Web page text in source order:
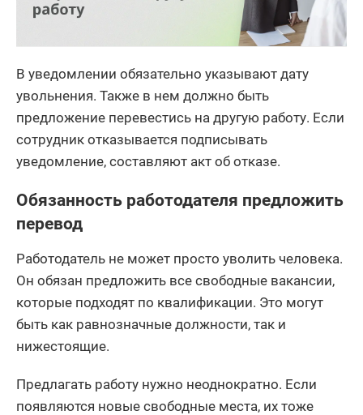
В уведомлении обязательно указывают дату
увольнения. Также в нем должно быть
предложение перевестись на другую работу. Если
сотрудник отказывается подписывать
уведомление, составляют акт об отказе.
Обязанность работодателя предложить
перевод
Работодатель не может просто уволить человека.
Он обязан предложить все свободные вакансии,
которые подходят по квалификации. Это могут
быть как равнозначные должности, так и
нижестоящие.
Предлагать работу нужно неоднократно. Если
появляются новые свободные места, их тоже